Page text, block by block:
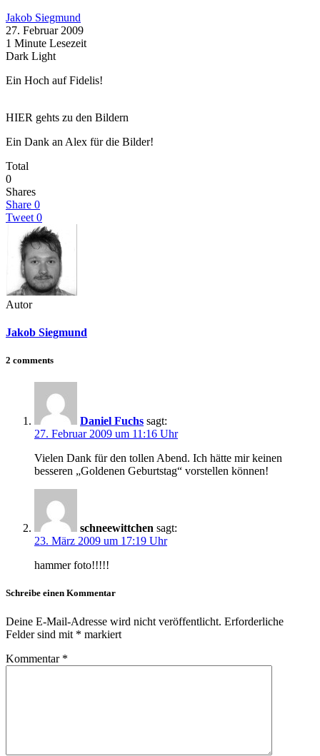
Jakob Siegmund
27. Februar 2009
1 Minute Lesezeit
Dark Light
Ein Hoch auf Fidelis!
HIER gehts zu den Bildern
Ein Dank an Alex für die Bilder!
Total
0
Shares
Share 0
Tweet 0
Autor
Jakob Siegmund
2 comments
Daniel Fuchs sagt:
27. Februar 2009 um 11:16 Uhr
Vielen Dank für den tollen Abend. Ich hätte mir keinen
besseren „Goldenen Geburtstag“ vorstellen können!
schneewittchen sagt:
23. März 2009 um 17:19 Uhr
hammer foto!!!!!
Schreibe einen Kommentar
Deine E-Mail-Adresse wird nicht veröffentlicht. Erforderliche
Felder sind mit * markiert
Kommentar *